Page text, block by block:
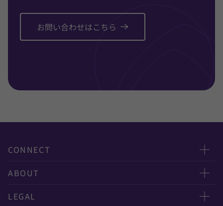
お問い合わせはこちら
CONNECT
お問い合わせ
ニュースレター申し込み
ABOUT
太陽有限責任監査法人
LEGAL